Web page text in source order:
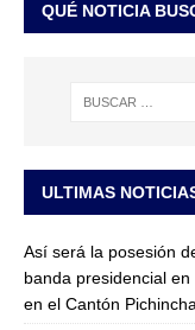
QUÉ NOTICIA
ULTIMAS
Así será la posesión
banda presidencial
en el Cantón Pichincha